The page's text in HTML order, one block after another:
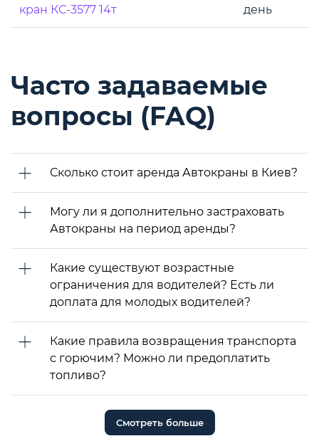
кран КС-3577 14т
день
Часто задаваемые
вопросы (FAQ)
Сколько стоит аренда Автокраны в Киев?
Могу ли я дополнительно застраховать
Автокраны на период аренды?
Какие существуют возрастные
ограничения для водителей? Есть ли
доплата для молодых водителей?
Какие правила возвращения транспорта
с горючим? Можно ли предоплатить
топливо?
Смотреть больше